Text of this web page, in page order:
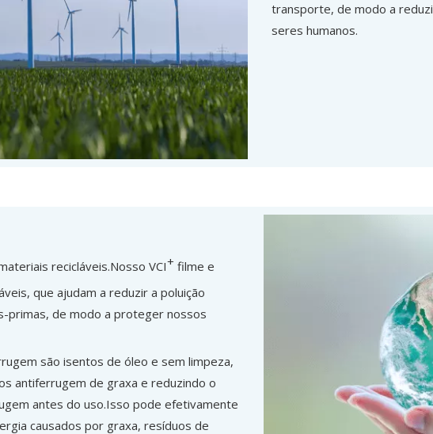
transporte, de modo a
seres humanos.
recicláveis.Nosso VCI+ filme e
que ajudam a reduzir a poluição
primas, de modo a proteger nossos
são isentos de óleo e sem limpeza,
antiferrugem de graxa e reduzindo o
antes do uso.Isso pode efetivamente
causados ​​por graxa, resíduos de